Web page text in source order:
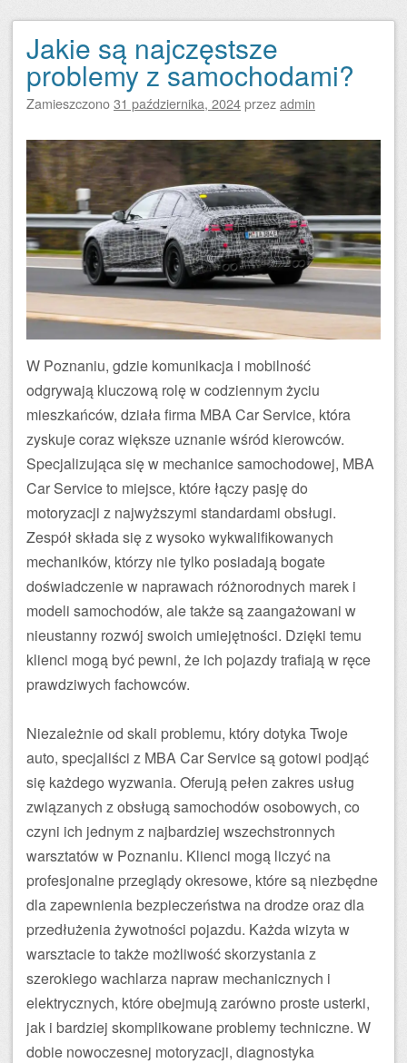
Jakie są najczęstsze
problemy z samochodami?
Zamieszczono31 października, 2024przezadmin
W Poznaniu, gdzie komunikacja i mobilność
odgrywają kluczową rolę w codziennym życiu
mieszkańców, działa firma MBA Car Service, która
zyskuje coraz większe uznanie wśród kierowców.
Specjalizująca się w mechanice samochodowej, MBA
Car Service to miejsce, które łączy pasję do
motoryzacji z najwyższymi standardami obsługi.
Zespół składa się z wysoko wykwalifikowanych
mechaników, którzy nie tylko posiadają bogate
doświadczenie w naprawach różnorodnych marek i
modeli samochodów, ale także są zaangażowani w
nieustanny rozwój swoich umiejętności. Dzięki temu
klienci mogą być pewni, że ich pojazdy trafiają w ręce
prawdziwych fachowców.
Niezależnie od skali problemu, który dotyka Twoje
auto, specjaliści z MBA Car Service są gotowi podjąć
się każdego wyzwania. Oferują pełen zakres usług
związanych z obsługą samochodów osobowych, co
czyni ich jednym z najbardziej wszechstronnych
warsztatów w Poznaniu. Klienci mogą liczyć na
profesjonalne przeglądy okresowe, które są niezbędne
dla zapewnienia bezpieczeństwa na drodze oraz dla
przedłużenia żywotności pojazdu. Każda wizyta w
warsztacie to także możliwość skorzystania z
szerokiego wachlarza napraw mechanicznych i
elektrycznych, które obejmują zarówno proste usterki,
jak i bardziej skomplikowane problemy techniczne. W
dobie nowoczesnej motoryzacji, diagnostyka